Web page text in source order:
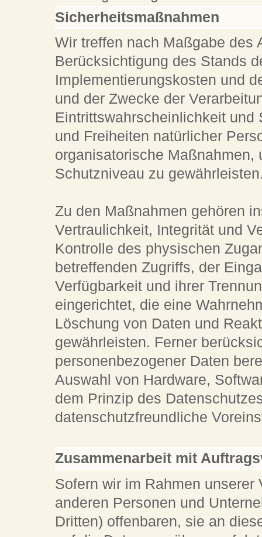
Sicherheitsmaßnahmen
Wir treffen nach Maßgabe des
Berücksichtigung des Stands
Implementierungskosten und
und der Zwecke der
Eintrittswahrscheinlichkeit
und Freiheiten natürlicher
organisatorische
Schutzniveau zu
Zu den Maßnahmen gehören
Vertraulichkeit, Integrität und
Kontrolle des physischen
betreffenden Zugriffs, der
Verfügbarkeit und ihrer
eingerichtet, die eine
Löschung von Daten und
gewährleisten. Ferner
personenbezogener Daten
Auswahl von Hardware,
dem Prinzip des
datenschutzfreundliche
Zusammenarbeit mit
Sofern wir im Rahmen unserer
anderen Personen und
Dritten) offenbaren, sie an